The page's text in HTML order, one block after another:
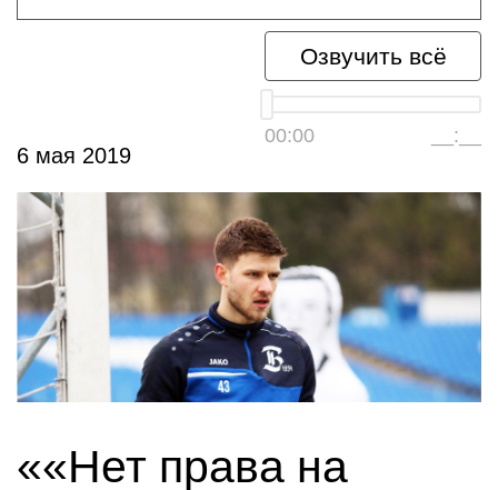
Озвучить всё
00:00 __:__
6 мая 2019
««Нет права на